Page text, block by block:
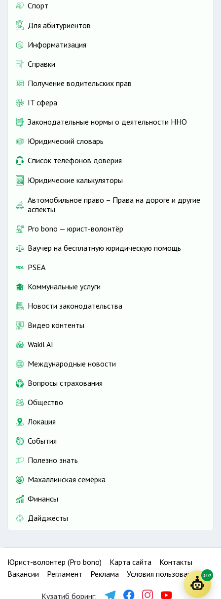
Спорт
Для абитуриентов
Информатизация
Справки
Получение водительских прав
IT сфера
Законодательные нормы о деятельности ННО
Юридический словарь
Список телефонов доверия
Юридические калькуляторы
Автомобильное право – Права на дороге и другие
аспекты
Pro bono — юрист-волонтёр
Ваучер на бесплатную юридическую помощь
PSEA
Коммунальные услуги
Новости законодательства
Видео контенты
Wakil AI
Международные новости
Вопросы страхования
Общество
Локация
События
Полезно знать
Махаллинская семёрка
Финансы
Дайджесты
Юрист-волонтер (Pro bono) Карта сайта
Контакты
Вакансии
Регламент Реклама Условия пользования
Кузатиб боринг:
24/7